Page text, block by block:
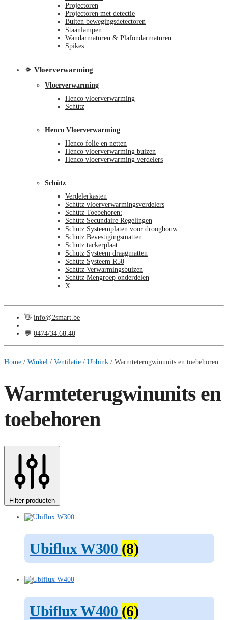
Projectoren
Projectoren met detectie
Buiten bewegingsdetectoren
Staanlampen
Wandarmaturen & Plafondarmaturen
Spikes
🔅 Vloerverwarming
Vloerverwarming
Henco vloerverwarming
Schütz
Henco Vloerverwarming
Henco folie en netten
Henco vloerverwarming buizen
Henco vloerverwarming verdelers
Schütz
Verdelerkasten
Schütz vloerverwarmingsverdelers
Schütz Toebehoren:
Schütz Secundaire Regelingen
Schütz Systeemplaten voor droogbouw
Schütz Bevestigingsmatten
Schütz tackerplaat
Schütz Systeem draagmatten
Schütz Systeem R50
Schütz Verwarmingsbuizen
Schütz Mengroep onderdelen
X
👋 info@2smart.be
–
💬 0474/34.68.40
Home / Winkel / Ventilatie / Ubbink / Warmteterugwinunits en toebehoren
Warmteterugwinunits en
toebehoren
Filter producten
Ubiflux W300 (8)
Ubiflux W400 (6)